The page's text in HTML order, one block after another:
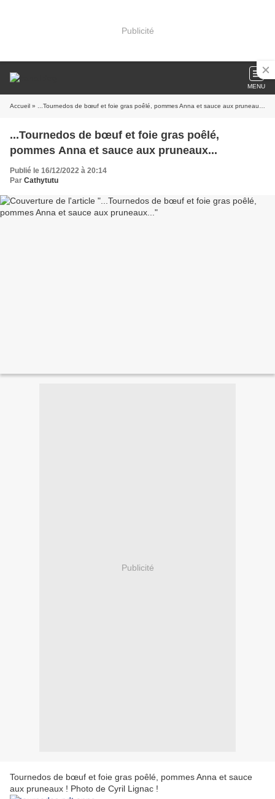
Publicité
MENU
Accueil » ...Tournedos de bœuf et foie gras poêlé, pommes Anna et sauce aux pruneaux...
...Tournedos de bœuf et foie gras poêlé,
pommes Anna et sauce aux pruneaux...
Publié le 16/12/2022 à 20:14
Par Cathytutu
Publicité
Tournedos de bœuf et foie gras poêlé, pommes Anna et sauce
aux pruneaux ! Photo de Cyril Lignac !